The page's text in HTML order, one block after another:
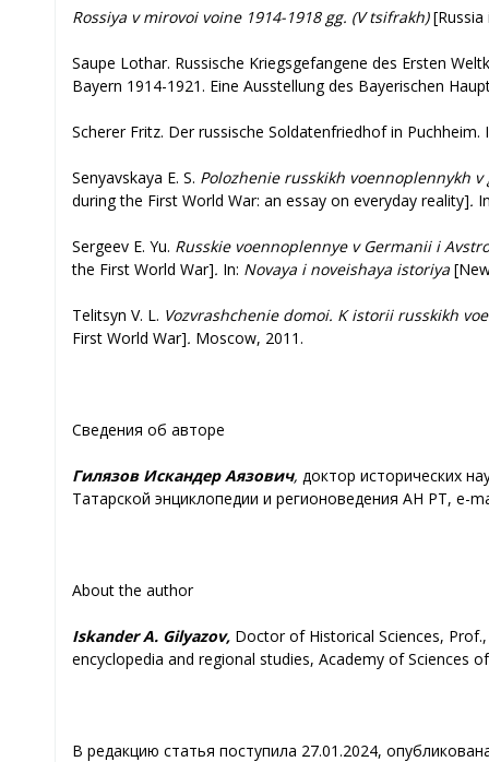
Rossiya v mirovoi voine 1914-1918 gg. (V tsifrakh)[Russia
Saupe Lothar. Russische Kriegsgefangene des Ersten
Bayern 1914-1921. Eine Ausstellung des Bayerischen
Scherer Fritz. Der russische Soldatenfriedhof in
Senyavskaya E. S. Polozhenie russkikh voennoplennykh
during the First World War: an essay on everyday reality].
Sergeev E. Yu. Russkie voennoplennye v Germanii i
the First World War]. In: Novaya i noveishaya istoriya
Telitsyn V. L. Vozvrashchenie domoi. K istorii russkikh
First World War]. Moscow, 2011.
Сведения об авторе
Гилязов Искандер Аязович, доктор исторических
Татарской энциклопедии и регионоведения АН РТ, e-
About the author
Iskander A. Gilyazov, Doctor of Historical Sciences,
encyclopedia and regional studies, Academy of Sciences
В редакцию статья поступила 27.01.2024,